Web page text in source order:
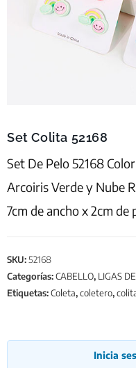
Set Colita 52168
Set De Pelo 52168
Arcoiris Verde y Nube
7cm de ancho x 2cm
SKU: 52168
Categorías:CABELLO, LIGAS
Etiquetas:Coleta,coletero,
Inicia